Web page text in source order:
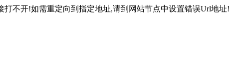
打不开!如需重定向到指定地址,请到网站节点中设置错误Url地址!